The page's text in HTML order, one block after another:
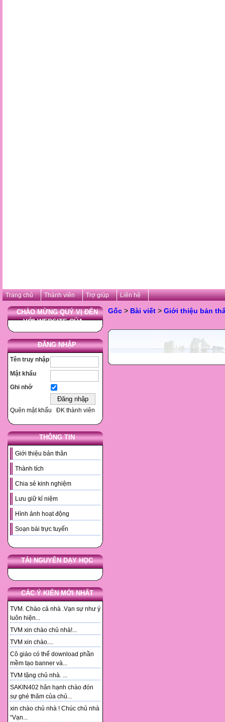
Trang chủ Thành viên Trợ giúp Liên hệ
CHÀO MỪNG QUÝ VỊ ĐẾN
VỚI WEBSITE CỦA ...
ĐĂNG NHẬP
Tên truy nhập
Mật khẩu
Ghi nhớ
Quên mật khẩu ĐK thành viên
THÔNG TIN
Giới thiệu bản thân
Thành tích
Chia sẻ kinh nghiệm
Lưu giữ kỉ niệm
Hình ảnh hoạt động
Soạn bài trực tuyến
TÀI NGUYÊN DẠY HỌC
CÁC Ý KIẾN MỚI NHẤT
TVM. Chào cả nhà .Vạn sự như ý
luôn hiện...
TVM xin chào chủ nhà!...
TVM xin chào....
Cô giáo có thể download phần
mềm tạo banner và...
TVM tặng chủ nhà. ...
SAKIN402 hân hạnh chào đón
sự ghé thăm của chủ...
xin chào chủ nhà ! Chúc chủ nhà
“Vạn...
Gốc > Bài viết > Giới thiệu bản